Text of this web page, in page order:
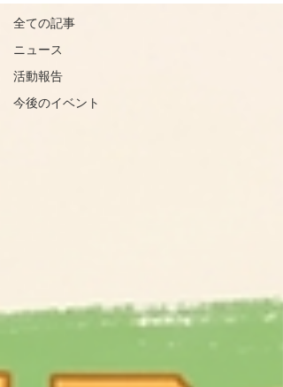
全ての記事
ニュース
活動報告
今後のイベント